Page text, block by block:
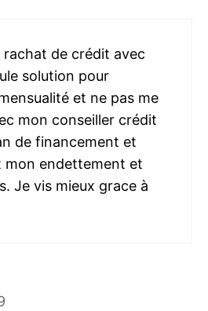
de crédit avec
solution pour
et ne pas me
mon conseiller crédit
de financement et
mon endettement et
Je vis mieux grace à